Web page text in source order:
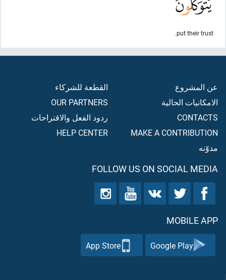
put their trust.
عن المشروع
الامكانيات الحالية
CONTACTS
MAKE A CONTRIBUTION
مدوّنه
القطعة للشركاء
OUR PARTNERS
ردود الفعل والاقتراحات
HELP CENTER
FOLLOW US ON SOCIAL MEDIA
MOBILE APP
Google Play
App Store